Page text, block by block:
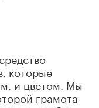
которые
и цветом. Мы
грамота